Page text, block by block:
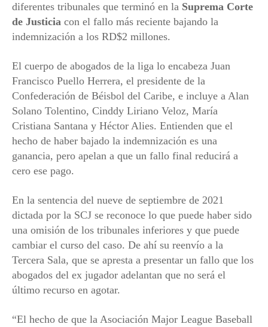
diferentes tribunales que terminó en la Suprema Corte
de Justicia con el fallo más reciente bajando la
indemnización a los RD$2 millones.
El cuerpo de abogados de la liga lo encabeza Juan
Francisco Puello Herrera, el presidente de la
Confederación de Béisbol del Caribe, e incluye a Alan
Solano Tolentino, Cinddy Liriano Veloz, María
Cristiana Santana y Héctor Alies. Entienden que el
hecho de haber bajado la indemnización es una
ganancia, pero apelan a que un fallo final reducirá a
cero ese pago.
En la sentencia del nueve de septiembre de 2021
dictada por la SCJ se reconoce lo que puede haber sido
una omisión de los tribunales inferiores y que puede
cambiar el curso del caso. De ahí su reenvío a la
Tercera Sala, que se apresta a presentar un fallo que los
abogados del ex jugador adelantan que no será el
último recurso en agotar.
“El hecho de que la Asociación Major League Baseball